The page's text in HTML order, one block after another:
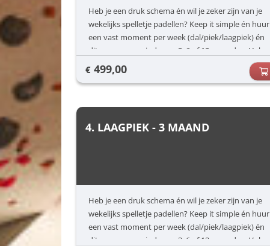
Heb je een druk schema én wil je zeker zijn van je
wekelijks spelletje padellen? Keep it simple én huur
een vast moment per week (dal/piek/laagpiek) én
dit voor een periode van 3, 6 of 12 maanden. Vul
jouw voorkeuren in (dag/uur) en dan zorgen wij
voor de rest.
€ 499,00
4. LAAGPIEK - 3 MAAND
Heb je een druk schema én wil je zeker zijn van je
wekelijks spelletje padellen? Keep it simple én huur
een vast moment per week (dal/piek/laagpiek) én
dit voor een periode van 3, 6 of 12 maanden. Vul